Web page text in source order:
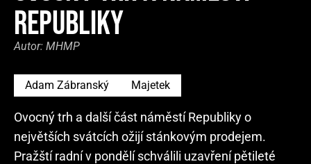
REPUBLIKY
Autor: MHMP
Adam Zábranský Majetek
Ovocný trh a další část náměstí Republiky o
největších svátcích ožijí stánkovým prodejem.
Pražští radní v pondělí schválili uzavření pětileté